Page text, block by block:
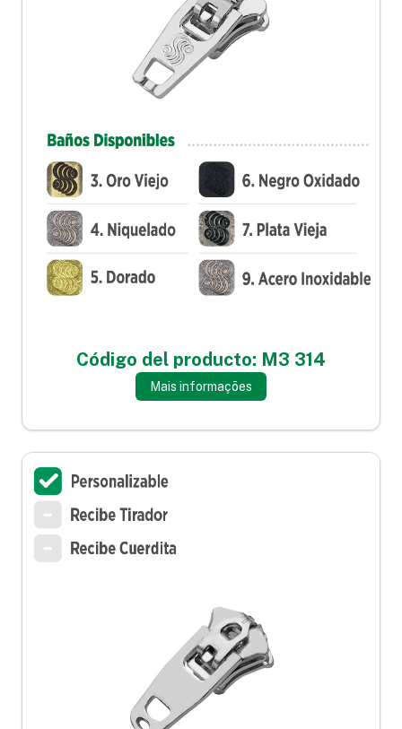
Código del producto: M3 314
Mais informações